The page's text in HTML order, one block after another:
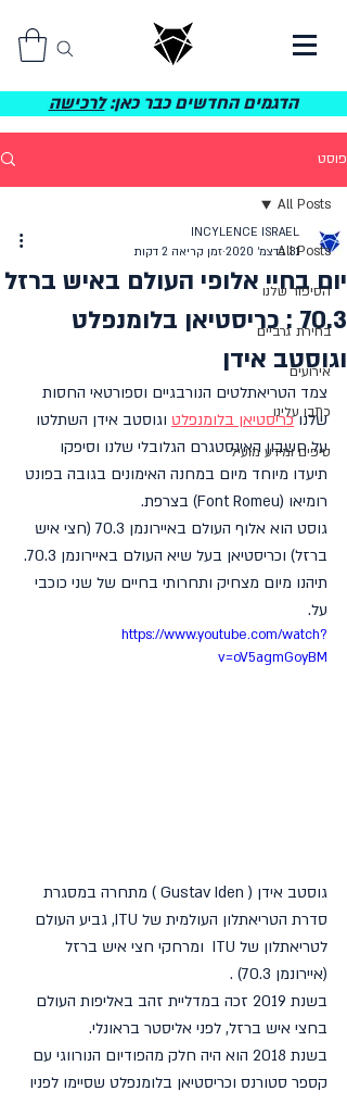
הדגמים החדשים כבר כאן:לרכישה
פוסט
All Posts
הסיפור שלנו
בחירת גרביים
אירועים
כתבו עלינו
טיפים ומידע מועיל
All Posts
יום בחיי אלופי העולם באיש ברזל
70.3 : כריסטיאן בלומנפלט
וגוסטב אידן
INCYLENCE ISRAEL
31 בדצמ׳ 2020
זמן קריאה 2 דקות
צמד הטריאתלטים הנורבגיים וספורטאי החסות
שלנו כריסטיאן בלומנפלט וגוסטב אידן השתלטו
על חשבון האינסטגרם הגלובלי שלנו וסיפקו
תיעדו מיוחד מיום במחנה האימונים בגובה בפונט
רומיאו (Font Romeu) בצרפת.
גוסט הוא אלוף העולם באיירונמן 70.3 (חצי איש
ברזל) וכריסטיאן בעל שיא העולם באיירונמן 70.3.
תיהנו מיום מצחיק ותחרותי בחיים של שני כוכבי
על.
https://www.youtube.com/watch?
v=oV5agmGoyBM
גוסטב אידן ( Gustav Iden )
מתחרה במסגרת
סדרת הטריאתלון העולמית של ITU, גביע העולם
לטריאתלון של ITU  ומרחקי חצי איש ברזל
(איירונמן 70.3) .
בשנת 2019 זכה במדליית זהב באליפות העולם
בחצי איש ברזל, לפני אליסטר בראונלי.
בשנת 2018 הוא היה חלק מהפודיום הנורווגי עם
קספר סטורנס וכריסטיאן בלומנפלט שסיימו לפניו